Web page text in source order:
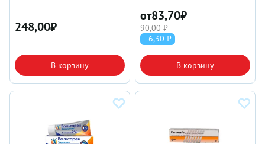
248,00₽
В корзину
от83,70₽
90,00 ₽
- 6,30 ₽
В корзину